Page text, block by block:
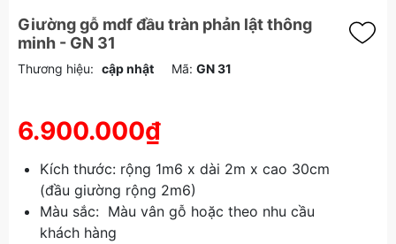
Giường gỗ mdf đầu tràn phản lật thông
minh - GN 31
Thương hiệu: cập nhật Mã: GN 31
6.900.000₫
Kích thước: rộng 1m6 x dài 2m x cao 30cm
(đầu giường rộng 2m6)
Màu sắc: Màu vân gỗ hoặc theo nhu cầu
khách hàng